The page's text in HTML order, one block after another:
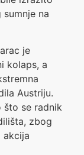
na
je
kolaps, a
Austriju.
što se radnik
zbog
akcija